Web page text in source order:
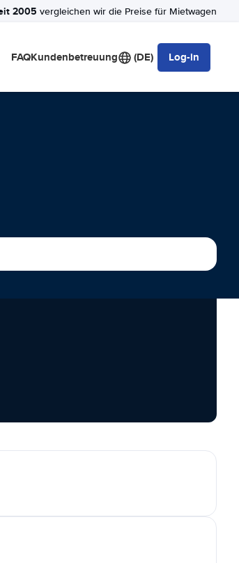
2005 vergleichen wir die Preise für Mietwagen
FAQKundenbetreuung (DE) Log-in